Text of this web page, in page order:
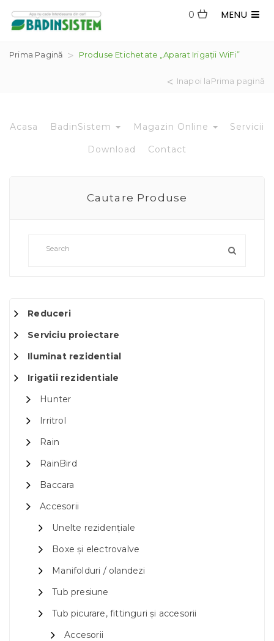
MENU
0
Prima Pagină Produse Etichetate „aparat Irigații WiFi”
Inapoi laPrima pagină
Acasa BadinSistem Magazin Online Servicii
Download Contact
Cautare Produse
Reduceri
Serviciu proiectare
Iluminat rezidential
Irigatii rezidentiale
Hunter
Irritrol
Rain
RainBird
Baccara
Accesorii
Unelte rezidențiale
Boxe și electrovalve
Manifolduri / olandezi
Tub presiune
Tub picurare, fittinguri și accesorii
Accesorii